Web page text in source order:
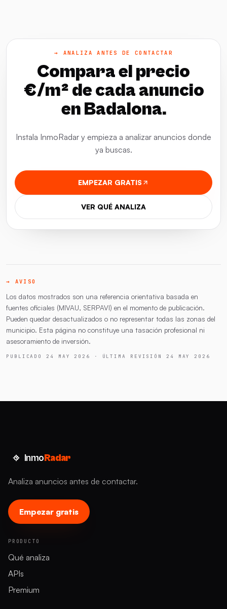
→ ANALIZA ANTES DE CONTACTAR
Compara el precio
€/m² de cada anuncio
en Badalona.
Instala InmoRadar y empieza a analizar anuncios donde
ya buscas.
EMPEZAR GRATIS
VER QUÉ ANALIZA
→ AVISO
Los datos mostrados son una referencia orientativa basada en
fuentes oficiales (MIVAU, SERPAVI) en el momento de publicación.
Pueden quedar desactualizados o no representar todas las zonas del
municipio. Esta página no constituye una tasación profesional ni
asesoramiento de inversión.
PUBLICADO 24 MAY 2026 · ÚLTIMA REVISIÓN 24 MAY 2026
InmoRadar
Analiza anuncios antes de contactar.
Empezar gratis
PRODUCTO
Qué analiza
APIs
Premium